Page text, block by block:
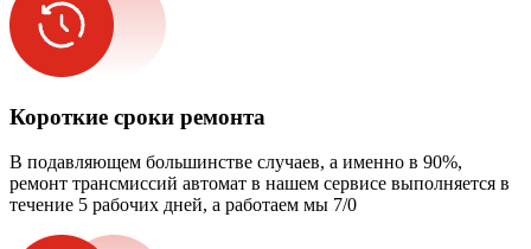
Короткие сроки ремонта
В подавляющем большинстве случаев, а именно в 90%,
ремонт трансмиссий автомат в нашем сервисе выполняется в
течение 5 рабочих дней, а работаем мы 7/0